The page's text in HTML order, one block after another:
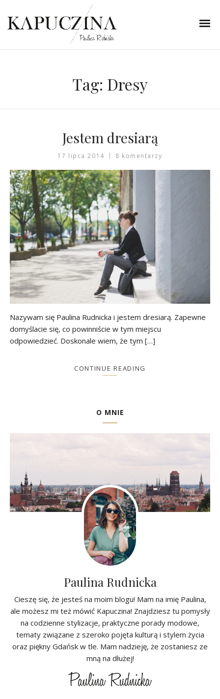
Tag: Dresy
Jestem dresiarą
17 lipca 2014 8 komentarzy
Nazywam się Paulina Rudnicka i jestem dresiarą. Zapewne
domyślacie się, co powinniście w tym miejscu
odpowiedzieć. Doskonale wiem, że tym […]
CONTINUE READING
O MNIE
Paulina Rudnicka
Cieszę się, że jesteś na moim blogu! Mam na imię Paulina,
ale możesz mi też mówić Kapuczina! Znajdziesz tu pomysły
na codzienne stylizacje, praktyczne porady modowe,
tematy związane z szeroko pojęta kulturą i stylem życia
oraz piękny Gdańsk w tle. Mam nadzieję, że zostaniesz ze
mną na dłużej!